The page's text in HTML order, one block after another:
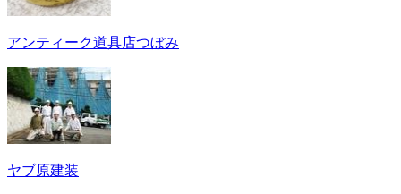
アンティーク道具店つぼみ
ヤブ原建装